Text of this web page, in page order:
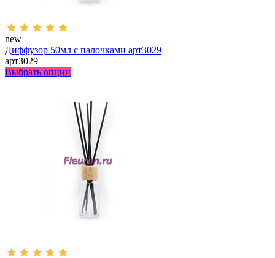
new
Диффузор 50мл с палочками арт3029
арт3029
Выбрать опции